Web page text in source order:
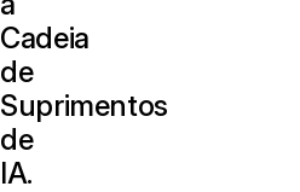
Cadeia
de
Suprimentos
de
IA.